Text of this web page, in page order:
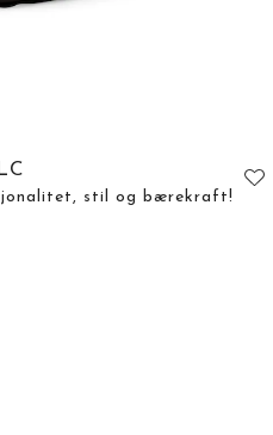
stil og bærekraft!